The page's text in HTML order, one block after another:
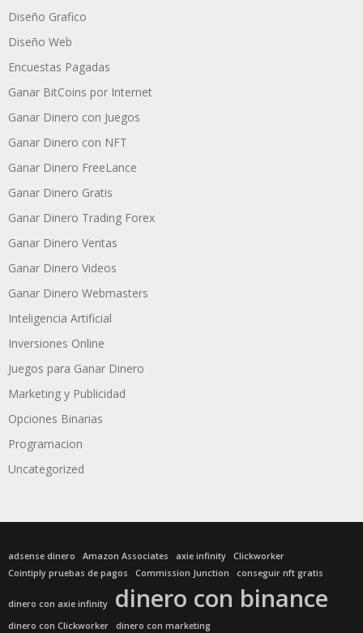
Diseño Grafico
Diseño Web
Encuestas Pagadas
Ganar BitCoins por Internet
Ganar Dinero con Juegos
Ganar Dinero con NFT
Ganar Dinero FreeLance
Ganar Dinero Gratis
Ganar Dinero Trading Forex
Ganar Dinero Ventas
Ganar Dinero Videos
Ganar Dinero Webmasters
Inteligencia Artificial
Inversiones Online
Juegos para Ganar Dinero
Marketing y Publicidad
Opciones Binarias
Programacion
Uncategorized
adsense dinero Amazon Associates axie infinity
Clickworker
Cointiply pruebas de pagos
Commission Junction conseguir nft gratis
dinero con axie infinity dinero con binance
dinero con Clickworker dinero con marketing